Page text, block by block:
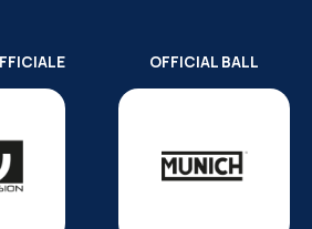
OFFICIAL BALL